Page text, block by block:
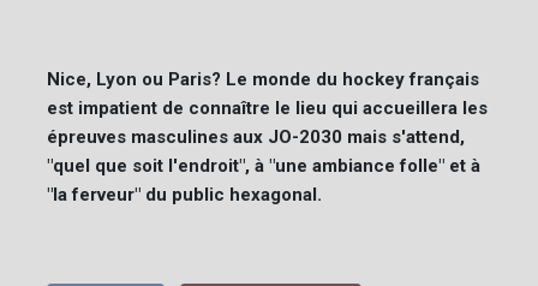
Nice, Lyon ou Paris? Le monde du hockey français
est impatient de connaître le lieu qui accueillera les
épreuves masculines aux JO-2030 mais s'attend,
"quel que soit l'endroit", à "une ambiance folle" et à
"la ferveur" du public hexagonal.